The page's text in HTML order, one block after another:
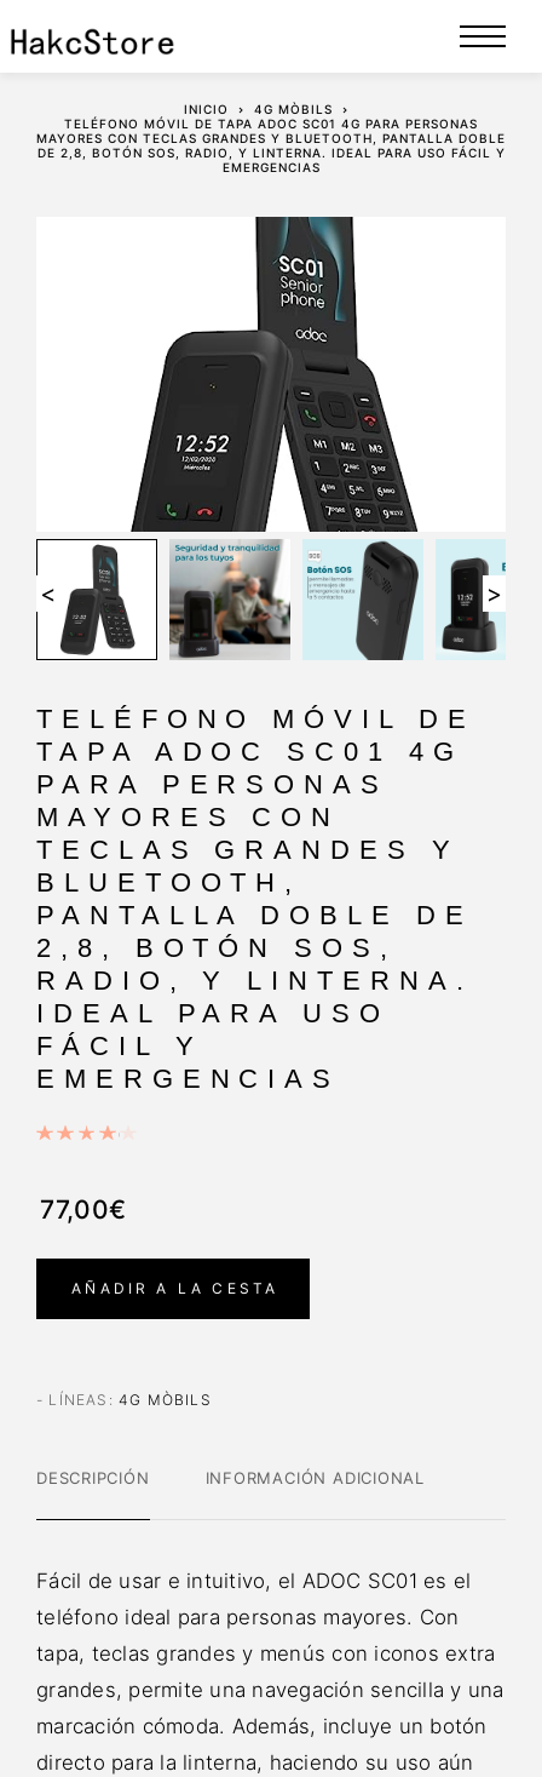
INICIO
4G MÒBILS
TELÉFONO MÓVIL DE TAPA ADOC SC01 4G PARA PERSONAS
MAYORES CON TECLAS GRANDES Y BLUETOOTH, PANTALLA DOBLE
DE 2,8, BOTÓN SOS, RADIO, Y LINTERNA. IDEAL PARA USO FÁCIL Y
EMERGENCIAS
< >
TELÉFONO MÓVIL DE
TAPA ADOC SC01 4G
PARA PERSONAS
MAYORES CON
TECLAS GRANDES Y
BLUETOOTH,
PANTALLA DOBLE DE
2,8, BOTÓN SOS,
RADIO, Y LINTERNA.
IDEAL PARA USO
FÁCIL Y
EMERGENCIAS
77,00€
AÑADIR A LA CESTA
- LÍNEAS :4G MÒBILS
DESCRIPCIÓN INFORMACIÓN ADICIONAL
Fácil de usar e intuitivo, el ADOC SC01 es el
teléfono ideal para personas mayores. Con
tapa, teclas grandes y menús con iconos extra
grandes, permite una navegación sencilla y una
marcación cómoda. Además, incluye un botón
directo para la linterna, haciendo su uso aún